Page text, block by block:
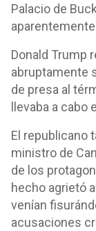
Palacio de
Donald Trump
abruptamente
de presa al
llevaba a cabo
El republicano
ministro de
de los
hecho agrietó
venían
acusaciones